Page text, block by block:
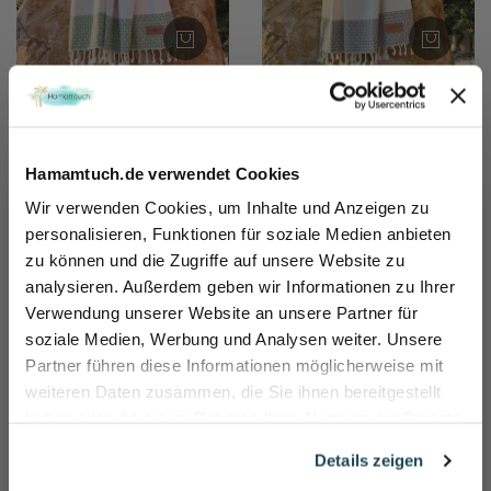
Hamamtuch.de verwendet Cookies
Wir verwenden Cookies, um Inhalte und Anzeigen zu
personalisieren, Funktionen für soziale Medien anbieten
zu können und die Zugriffe auf unsere Website zu
analysieren. Außerdem geben wir Informationen zu Ihrer
Verwendung unserer Website an unsere Partner für
soziale Medien, Werbung und Analysen weiter. Unsere
Partner führen diese Informationen möglicherweise mit
weiteren Daten zusammen, die Sie ihnen bereitgestellt
Details zeigen
Hamamtuch Saunatuch
Hamamtuch Saunatuch
DIE VORTEILE VON
HAMAMTUCH.DE
At your service
VERSAND INNERHALB DEUTSCHLAND
Sicher dir 10% Rabatt!
Name